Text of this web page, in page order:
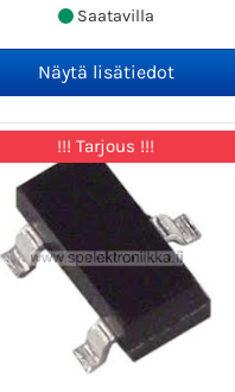
Saatavilla
!!! Tarjous !!!